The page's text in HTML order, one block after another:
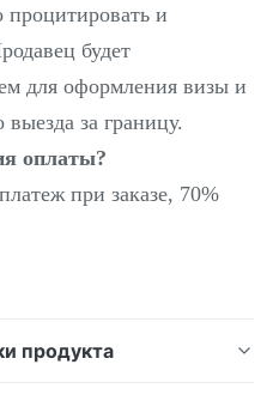
процитировать и
будет
для оформления визы и
за границу.
оплаты?
при заказе, 70%
продукта